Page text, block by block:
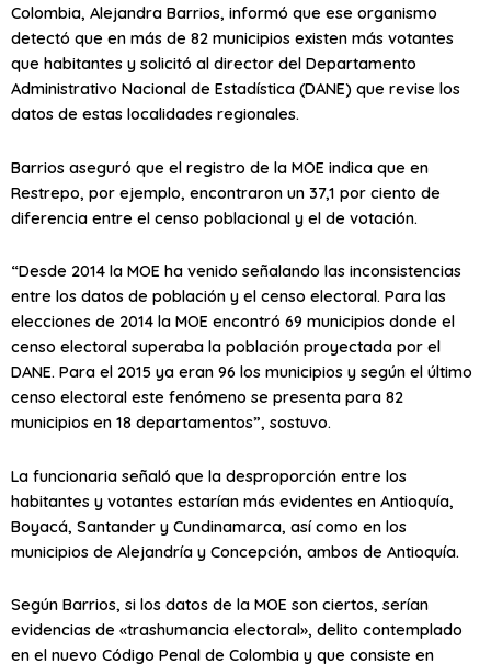
Colombia, Alejandra Barrios, informó que ese organismo
detectó que en más de 82 municipios existen más votantes
que habitantes y solicitó al director del Departamento
Administrativo Nacional de Estadística (DANE) que revise los
datos de estas localidades regionales.
Barrios aseguró que el registro de la MOE indica que en
Restrepo, por ejemplo, encontraron un 37,1 por ciento de
diferencia entre el censo poblacional y el de votación.
“Desde 2014 la MOE ha venido señalando las inconsistencias
entre los datos de población y el censo electoral. Para las
elecciones de 2014 la MOE encontró 69 municipios donde el
censo electoral superaba la población proyectada por el
DANE. Para el 2015 ya eran 96 los municipios y según el último
censo electoral este fenómeno se presenta para 82
municipios en 18 departamentos”, sostuvo.
La funcionaria señaló que la desproporción entre los
habitantes y votantes estarían más evidentes en Antioquía,
Boyacá, Santander y Cundinamarca, así como en los
municipios de Alejandría y Concepción, ambos de Antioquía.
Según Barrios, si los datos de la MOE son ciertos, serían
evidencias de «trashumancia electoral», delito contemplado
en el nuevo Código Penal de Colombia y que consiste en